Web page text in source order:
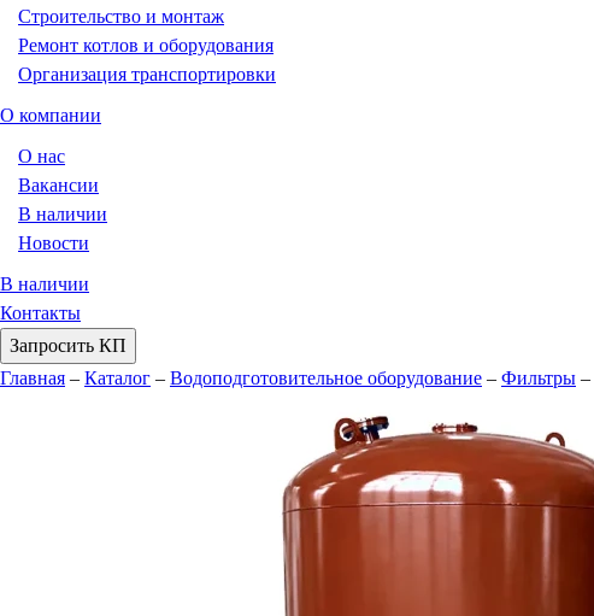
Строительство и монтаж
Ремонт котлов и оборудования
Организация транспортировки
О компании
О нас
Вакансии
В наличии
Новости
В наличии
Контакты
Запросить КП
Главная – Каталог – Водоподготовительное оборудование – Фильтры –